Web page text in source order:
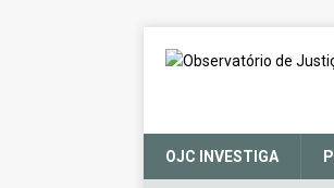
OJC INVESTIGA